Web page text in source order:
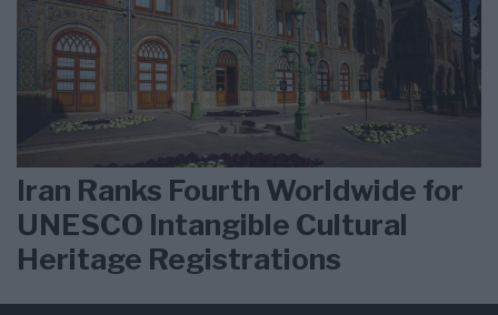
Iran Ranks Fourth Worldwide for
UNESCO Intangible Cultural
Heritage Registrations